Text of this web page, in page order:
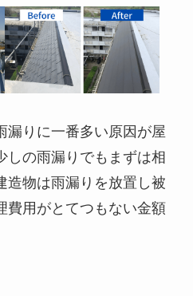
漏りに一番多い原因が屋
しの雨漏りでもまずは相
造物は雨漏りを放置し被
費用がとてつもない金額